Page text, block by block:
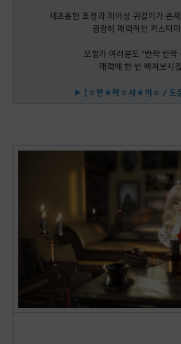
새초롬한 표정과 피어싱 귀걸이가 존
굉장히 매력적인 커스터
모험가 여러분도 ‘반짝 반짝
매력에 한 번 빠져보시
▶ [☆반★짝☆샤★이☆ / 도문